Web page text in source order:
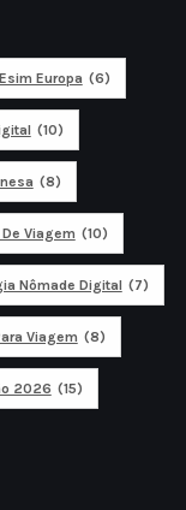
Esim Europa (6)
(10)
(8)
Viagem (10)
Nômade Digital (7)
Viagem (8)
2026 (15)